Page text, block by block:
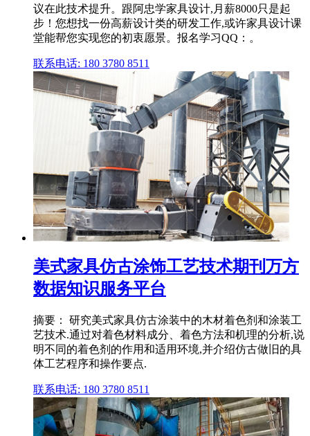
议在此技术提升。跟阿忠学家具设计,月薪8000只是起
步！您想找一份高薪设计类的研发工作,或许家具设计课
堂能帮您实现您的初衷愿景。报名学习QQ：。
联系电话: 180 3780 8511
美式家具仿古涂饰工艺技术期刊万方
数据知识服务平台
摘要： 研究美式家具仿古涂装中的木材着色剂和涂装工
艺技术.通过对着色材料成分、着色方法和机理的分析,说
明不同的着色剂的作用和适用环境,并介绍仿古做旧的具
体工艺程序和操作要点.
联系电话: 180 3780 8511